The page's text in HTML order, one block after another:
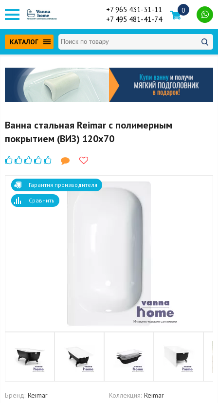
+7 965 431-31-11
+7 495 481-41-74
0
КАТАЛОГ
Ванна стальная Reimar с полимерным
покрытием (ВИЗ) 120x70
Гарантия производителя
Сравнить
Бренд: Reimar Коллекция: Reimar